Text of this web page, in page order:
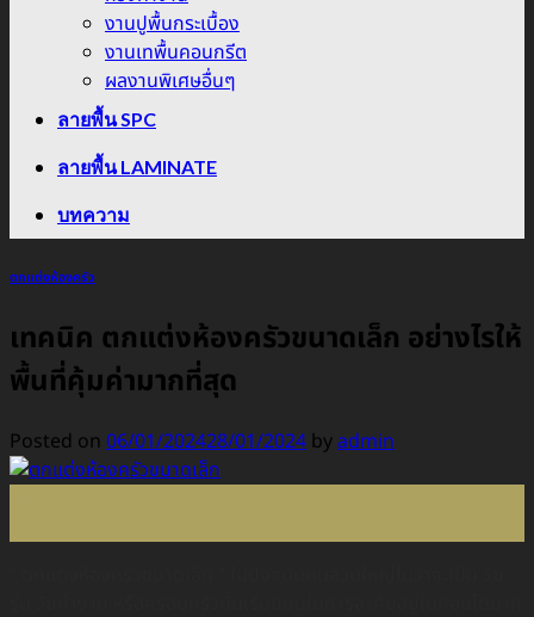
งานปูพื้นกระเบื้อง
งานเทพื้นคอนกรีต
ผลงานพิเศษอื่นๆ
ลายพื้น SPC
ลายพื้น LAMINATE
บทความ
ตกแต่งห้องครัว
เทคนิค ตกแต่งห้องครัวขนาดเล็ก อย่างไรให้
พื้นที่คุ้มค่ามากที่สุด
Posted on 06/01/202428/01/2024 byadmin